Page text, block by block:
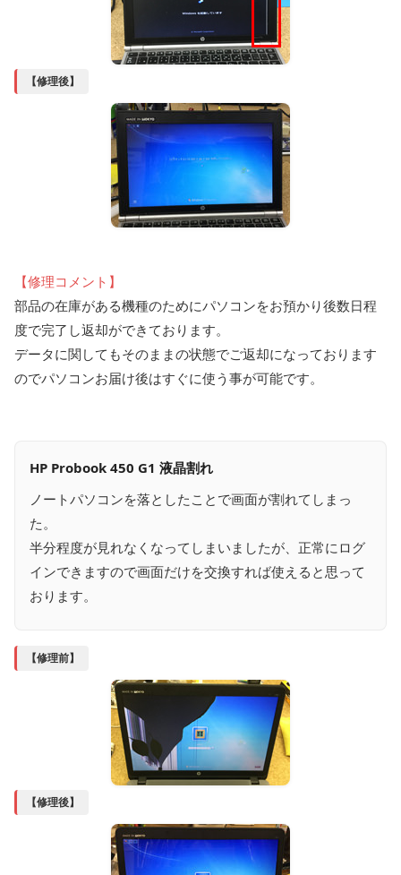
【修理後】
【修理コメント】
部品の在庫がある機種のためにパソコンをお預かり後数日程
度で完了し返却ができております。
データに関してもそのままの状態でご返却になっております
のでパソコンお届け後はすぐに使う事が可能です。
HP Probook 450 G1 液晶割れ
ノートパソコンを落としたことで画面が割れてしまっ
た。
半分程度が見れなくなってしまいましたが、正常にログ
インできますので画面だけを交換すれば使えると思って
おります。
【修理前】
【修理後】